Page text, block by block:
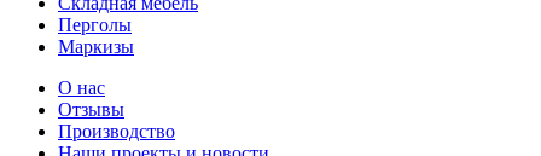
Перголы
Маркизы
О нас
Отзывы
Производство